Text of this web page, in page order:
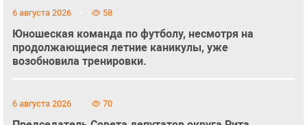
6 августа 2026 58
Юношеская команда по футболу, несмотря на
продолжающиеся летние каникулы, уже
возобновила тренировки.
6 августа 2026 70